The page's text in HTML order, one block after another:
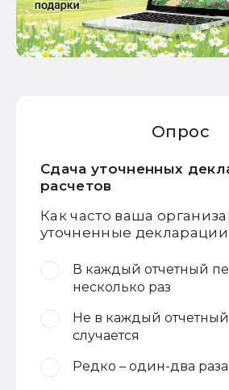
Опрос
Сдача уточненных
расчетов
Как часто ваша
уточненные
В каждый отчетный
несколько раз
Не в каждый
случается
Редко – один-два раза